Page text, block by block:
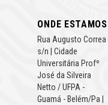
ONDE ESTAMOS
Rua Augusto Correa
s/n | Cidade
Universitária Profº
José da Silveira
Netto / UFPA -
Guamá - Belém/Pa |